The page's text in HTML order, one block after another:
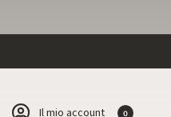
Il mio account 0